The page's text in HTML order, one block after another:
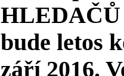
HLEDAČŮ
bude letos
září 2016.